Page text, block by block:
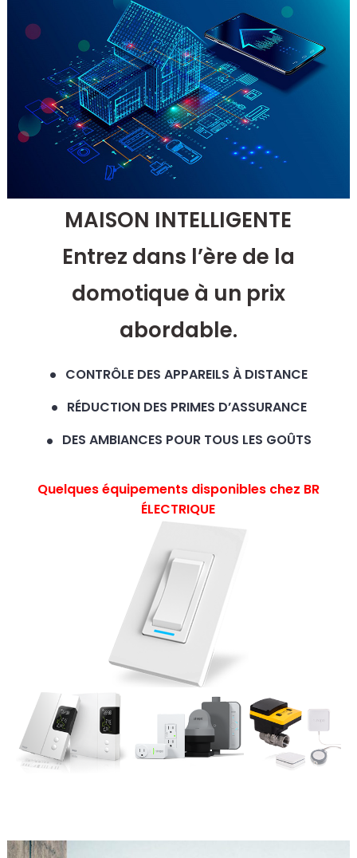
MAISON INTELLIGENTE
Entrez dans l’ère de la
domotique à un prix
abordable.
CONTRÔLE DES APPAREILS À DISTANCE
RÉDUCTION DES PRIMES D’ASSURANCE
DES AMBIANCES POUR TOUS LES GOÛTS
Quelques équipements disponibles chez BR
ÉLECTRIQUE